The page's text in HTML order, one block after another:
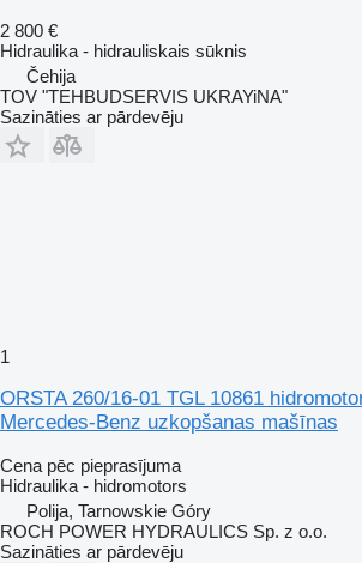
2 800 €
Hidraulika - hidrauliskais sūknis
Čehija
TOV "TEHBUDSERVIS UKRAYiNA"
Sazināties ar pārdevēju
1
ORSTA 260/16-01 TGL 10861
Mercedes-Benz uzkopšanas mašīnas
Cena pēc pieprasījuma
Hidraulika - hidromotors
Polija, Tarnowskie Góry
ROCH POWER HYDRAULICS Sp. z o.o.
Sazināties ar pārdevēju